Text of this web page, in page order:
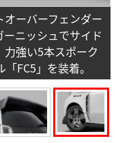
ーバーフェンダー
ニッシュでサイド
強い5本スポーク
FC5」を装着。